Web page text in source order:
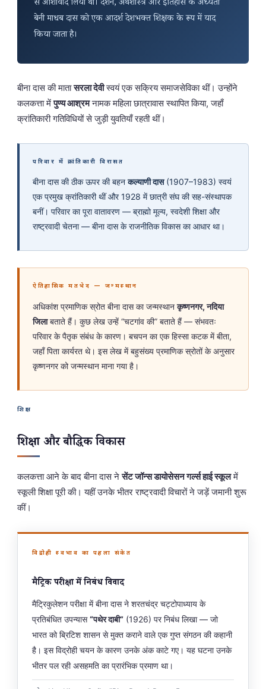
से आशीर्वाद लिया था। दर्शन, अर्थशास्त्र और इतिहास के अध्येता
बेनी माधब दास को एक आदर्श देशभक्त शिक्षक के रूप में याद
किया जाता है।
बीना दास की मातासरला देवीस्वयं एक सक्रिय समाजसेविका थीं। उन्होंने
कलकत्ता मेंपुण्य आश्रमनामक महिला छात्रावास स्थापित किया, जहाँ
क्रांतिकारी गतिविधियों से जुड़ी युवतियाँ रहती थीं।
परिवार में क्रांतिकारी विरासत
बीना दास की ठीक ऊपर की बहनकल्याणी दास(1907–1983) स्वयं
एक प्रमुख क्रांतिकारी थीं और 1928 में छात्री संघ की सह-संस्थापक
बनीं। परिवार का पूरा वातावरण — ब्राह्मो मूल्य, स्वदेशी शिक्षा और
राष्ट्रवादी चेतना — बीना दास के राजनीतिक विकास का आधार था।
ऐतिहासिक मतभेद — जन्मस्थान
अधिकांश प्रमाणिक स्रोत बीना दास का जन्मस्थानकृष्णनगर, नदिया
जिलाबताते हैं। कुछ लेख उन्हें “चटगांव की” बताते हैं — संभवतः
परिवार के पैतृक संबंध के कारण। बचपन का एक हिस्सा कटक में बीता,
जहाँ पिता कार्यरत थे। इस लेख में बहुसंख्य प्रमाणिक स्रोतों के अनुसार
कृष्णनगर को जन्मस्थान माना गया है।
शिक्षा
शिक्षा और बौद्धिक विकास
कलकत्ता आने के बाद बीना दास नेसेंट जॉन्स डायोसेसन गर्ल्स हाई स्कूलमें
स्कूली शिक्षा पूरी की। यहीं उनके भीतर राष्ट्रवादी विचारों ने जड़ें जमानी शुरू
कीं।
विद्रोही स्वभाव का पहला संकेत
मैट्रिक परीक्षा में निबंध विवाद
मैट्रिकुलेशन परीक्षा में बीना दास ने शरतचंद्र चट्टोपाध्याय के
प्रतिबंधित उपन्यास“पथेर दाबी” (1926) पर निबंध लिखा — जो
भारत को ब्रिटिश शासन से मुक्त कराने वाले एक गुप्त संगठन की कहानी
है। इस विद्रोही चयन के कारण उनके अंक काटे गए। यह घटना उनके
भीतर पल रही असहमति का प्रारंभिक प्रमाण था।